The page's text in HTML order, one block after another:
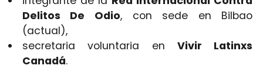
Delitos De Odio, con sede en Bilbao
(actual),
secretaria voluntaria en Vivir Latinxs
Canadá.